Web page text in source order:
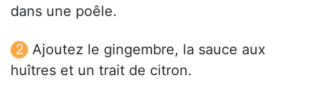
dans une poêle.
Ajoutez le gingembre, la sauce aux
huîtres et un trait de citron.